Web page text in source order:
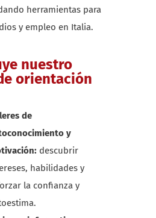
herramientas para
y empleo en Italia.
nuestro
orientación
de
y
descubrir
habilidades y
la confianza y